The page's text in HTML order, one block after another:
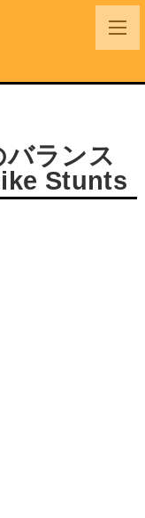
ランス
Stunts